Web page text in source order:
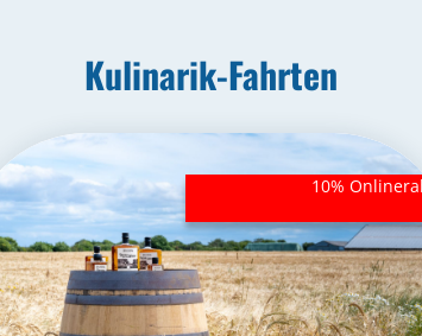
Kulinarik-Fahrten